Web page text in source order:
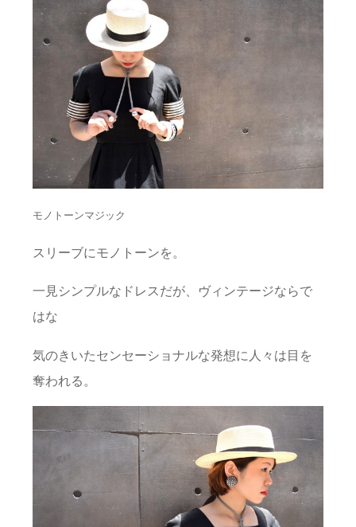
モノトーンマジック
スリーブにモノトーンを。
一見シンプルなドレスだが、ヴィンテージならで
はな
気のきいたセンセーショナルな発想に人々は目を
奪われる。